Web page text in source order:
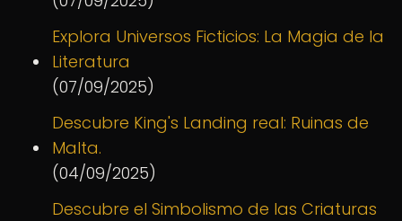
Explora Universos Ficticios: La Magia de la
Literatura
(07/09/2025)
Descubre King's Landing real: Ruinas de
Malta.
(04/09/2025)
Descubre el Simbolismo de las Criaturas